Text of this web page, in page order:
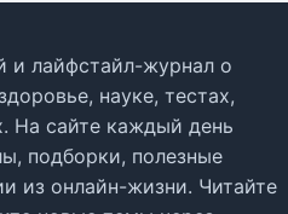
и лайфстайл-журнал о
науке, тестах,
На сайте каждый день
подборки, полезные
из онлайн-жизни. Читайте